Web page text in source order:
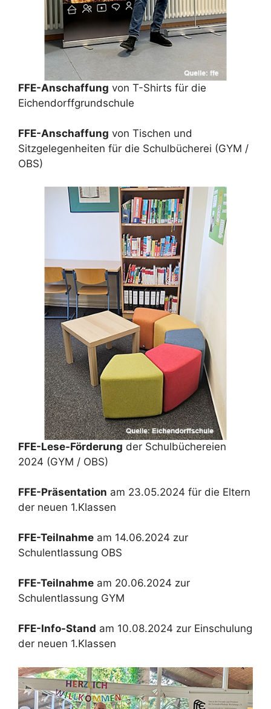
FFE-Anschaffung von T-Shirts für die
Eichendorffgrundschule
FFE-Anschaffung von Tischen und
Sitzgelegenheiten für die Schulbücherei (GYM /
OBS)
FFE-Lese-Förderung der Schulbüchereien
2024 (GYM / OBS)
FFE-Präsentation am 23.05.2024 für die Eltern
der neuen 1.Klassen
FFE-Teilnahme am 14.06.2024 zur
Schulentlassung OBS
FFE-Teilnahme am 20.06.2024 zur
Schulentlassung GYM
FFE-Info-Stand am 10.08.2024 zur Einschulung
der neuen 1.Klassen